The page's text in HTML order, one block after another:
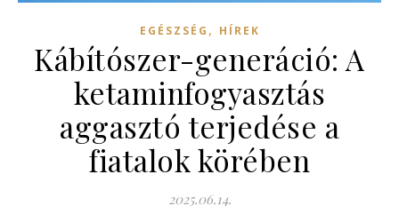
EGÉSZSÉG , HÍREK
Kábítószer-generáció: A
ketaminfogyasztás
aggasztó terjedése a
fiatalok körében
2025.06.14.